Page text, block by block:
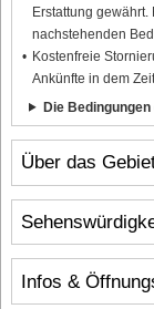
Über das
Infos &
Erstattung gewährt.
nachstehenden
Kostenfreie
Ankünfte in dem
Die Bedingungen